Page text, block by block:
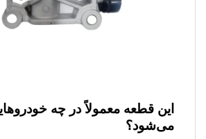
این قطعه معمولاً در چه
می‌شود؟